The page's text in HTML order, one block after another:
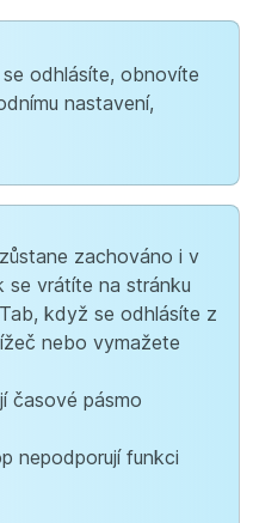
odhlásíte, obnovíte
nastavení,
zachováno i v
se vrátíte na stránku
když se odhlásíte z
nebo vymažete
časové pásmo
nepodporují funkci